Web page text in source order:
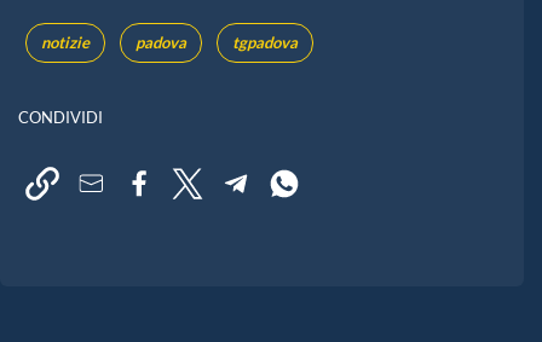
notizie padova tgpadova
CONDIVIDI